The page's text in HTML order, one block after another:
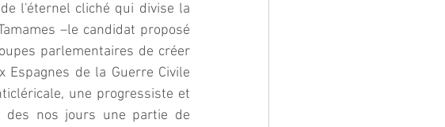
l'éternel cliché qui divise la
–le candidat proposé
parlementaires de créer
de la Guerre Civile
une progressiste et
des nos jours une partie de